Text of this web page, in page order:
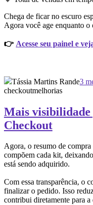
Chega de ficar no escuro
Agora você age enquanto o
👉 Acesse seu painel e
Tássia Martins Rande3
checkoutmelhorias
Mais
Checkout
Agora, o resumo de
compõem cada kit,
está sendo adquirido.
Com essa transparência, o
finalizar o pedido. Isso
contribui diretamente para a